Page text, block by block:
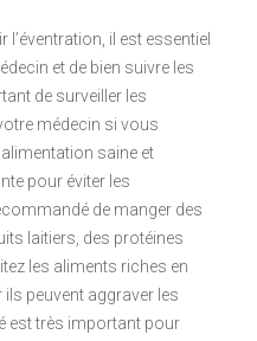
l’éventration, il est essentiel
et de bien suivre les
de surveiller les
médecin si vous
saine et
pour éviter les
de manger des
laitiers, des protéines
les aliments riches en
peuvent aggraver les
est très important pour